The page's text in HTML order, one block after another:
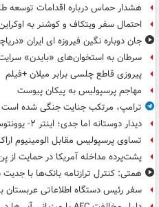
هشدار حماس درباره اقدامات توسعه
احتمال سفر ویتکاف و کوشنر به
جان دوباره نگین فیروزه ای ایران
سرطان به استخوان‌های «بایدن»
پیروزی قاطع چلسی برابر میلان +فیلم
مهاجم پرسپولیس به پیکان پیوست
ترامپ، مرتکب جنایت جنگی شده است
دیدار دوستانه اما جدی؛ اینتر ۲- یوونتوس ۱ +فیلم
تساوی پرسپولیس مقابل الومینیوم
پشت‌پرده مداخله آمریکا در حمایت از
همتی: کنترل ترازنامه بانک‌ها با
سفر رئیس دستگاه اطلاعاتی عربستان